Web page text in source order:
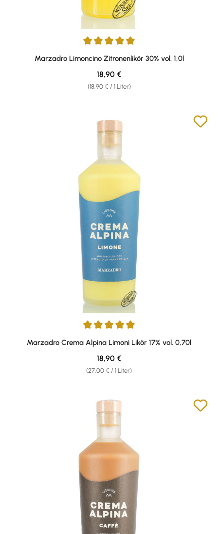
Durchschnittliche Bewertung von 4.91 von 5 Sternen
Marzadro Limoncino Zitronenlikör 30% vol. 1,0l
(18,90 € / 1 Liter)
Regulärer Preis:
18,90 €
Durchschnittliche Bewertung von 4.89 von 5 Sternen
Marzadro Crema Alpina Limoni Likör 17% vol. 0,70l
(27,00 € / 1 Liter)
Regulärer Preis:
18,90 €